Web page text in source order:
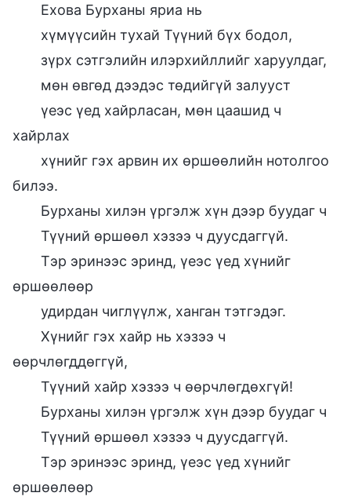
Ехова Бурханы яриа нь
хүмүүсийн тухай Түүний бүх бодол,
зүрх сэтгэлийн илэрхийллийг харуулдаг,
мөн өвгөд дээдэс төдийгүй залууст
үеэс үед хайрласан, мөн цаашид ч
хайрлах
хүнийг гэх арвин их өршөөлийн нотолгоо
билээ.
Бурханы хилэн үргэлж хүн дээр буудаг ч
Түүний өршөөл хэзээ ч дуусдаггүй.
Тэр эринээс эринд, үеэс үед хүнийг
өршөөлөөр
удирдан чиглүүлж, ханган тэтгэдэг.
Хүнийг гэх хайр нь хэзээ ч
өөрчлөгддөггүй,
Түүний хайр хэзээ ч өөрчлөгдөхгүй!
Бурханы хилэн үргэлж хүн дээр буудаг ч
Түүний өршөөл хэзээ ч дуусдаггүй.
Тэр эринээс эринд, үеэс үед хүнийг
өршөөлөөр